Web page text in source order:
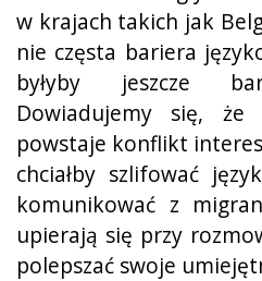
w krajach takich jak
nie częsta bariera
byłyby jeszcze
Dowiadujemy się,
powstaje konflikt
chciałby szlifować
komunikować z
upierają się przy
polepszać swoje